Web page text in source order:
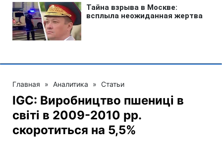
Главная » Аналитика » Статьи
IGC: Виробництво пшениці в
світі в 2009-2010 рр.
скоротиться на 5,5%